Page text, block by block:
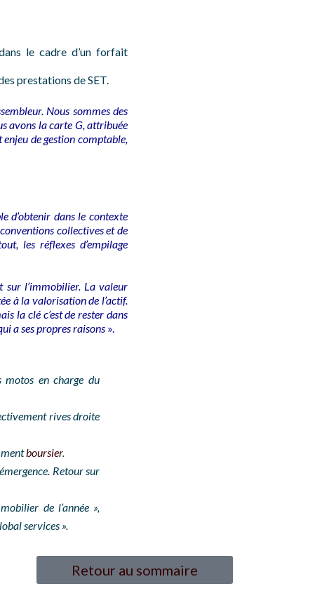
le cadre d’un forfait
prestations de SET.
Nous sommes des
avons la carte G, attribuée
de gestion comptable,
d’obtenir dans le contexte
collectives et de
les réflexes d’empilage
sur l’immobilier. La valeur
à la valorisation de l’actif.
la clé c’est de rester dans
a ses propres raisons ».
motos en charge du
rives droite
boursier.
Retour sur
de l’année »,
services ».
Retour au sommaire